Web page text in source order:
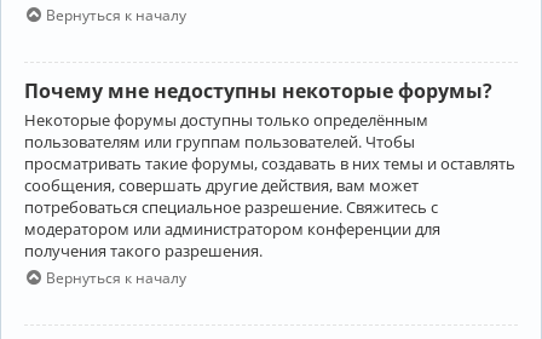
Вернуться к началу
Почему мне недоступны некоторые форумы?
Некоторые форумы доступны только определённым
пользователям или группам пользователей. Чтобы
просматривать такие форумы, создавать в них темы и оставлять
сообщения, совершать другие действия, вам может
потребоваться специальное разрешение. Свяжитесь с
модератором или администратором конференции для
получения такого разрешения.
Вернуться к началу